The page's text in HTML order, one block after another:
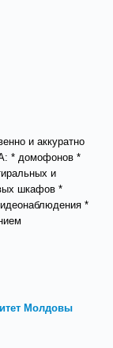
и аккуратно
* домофонов *
и
шкафов *
*
Молдовы